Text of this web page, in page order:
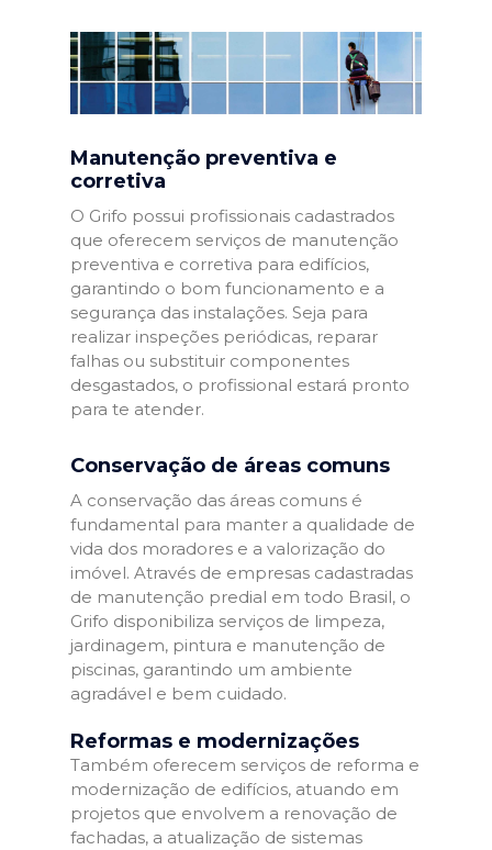
Manutenção preventiva e
corretiva
O Grifo possui profissionais cadastrados
que oferecem serviços de manutenção
preventiva e corretiva para edifícios,
garantindo o bom funcionamento e a
segurança das instalações. Seja para
realizar inspeções periódicas, reparar
falhas ou substituir componentes
desgastados, o profissional estará pronto
para te atender.
Conservação de áreas comuns
A conservação das áreas comuns é
fundamental para manter a qualidade de
vida dos moradores e a valorização do
imóvel. Através de empresas cadastradas
de manutenção predial em todo Brasil, o
Grifo disponibiliza serviços de limpeza,
jardinagem, pintura e manutenção de
piscinas, garantindo um ambiente
agradável e bem cuidado.
Reformas e modernizações
Também oferecem serviços de reforma e
modernização de edifícios, atuando em
projetos que envolvem a renovação de
fachadas, a atualização de sistemas